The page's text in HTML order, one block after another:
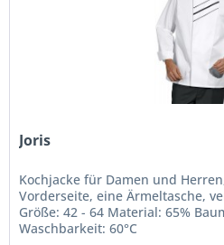
Joris
Kochjacke für Damen und
Vorderseite, eine Ärmeltasche,
Größe: 42 - 64 Material: 65%
Waschbarkeit: 60°C